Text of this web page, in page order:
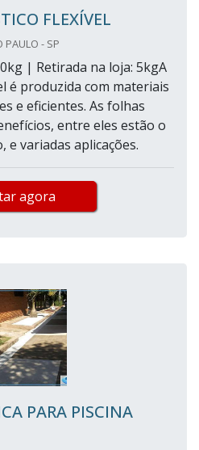
FLEXÍVEL
PAULO - SP
| Retirada na loja: 5kgA
é produzida com materiais
e eficientes. As folhas
entre eles estão o
variadas aplicações.
agora
PARA PISCINA